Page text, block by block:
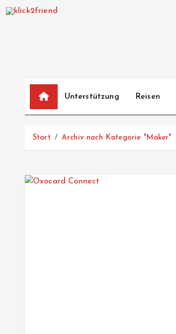
Unterstützung Reisen
Start Archiv nach Kategorie "Maker"